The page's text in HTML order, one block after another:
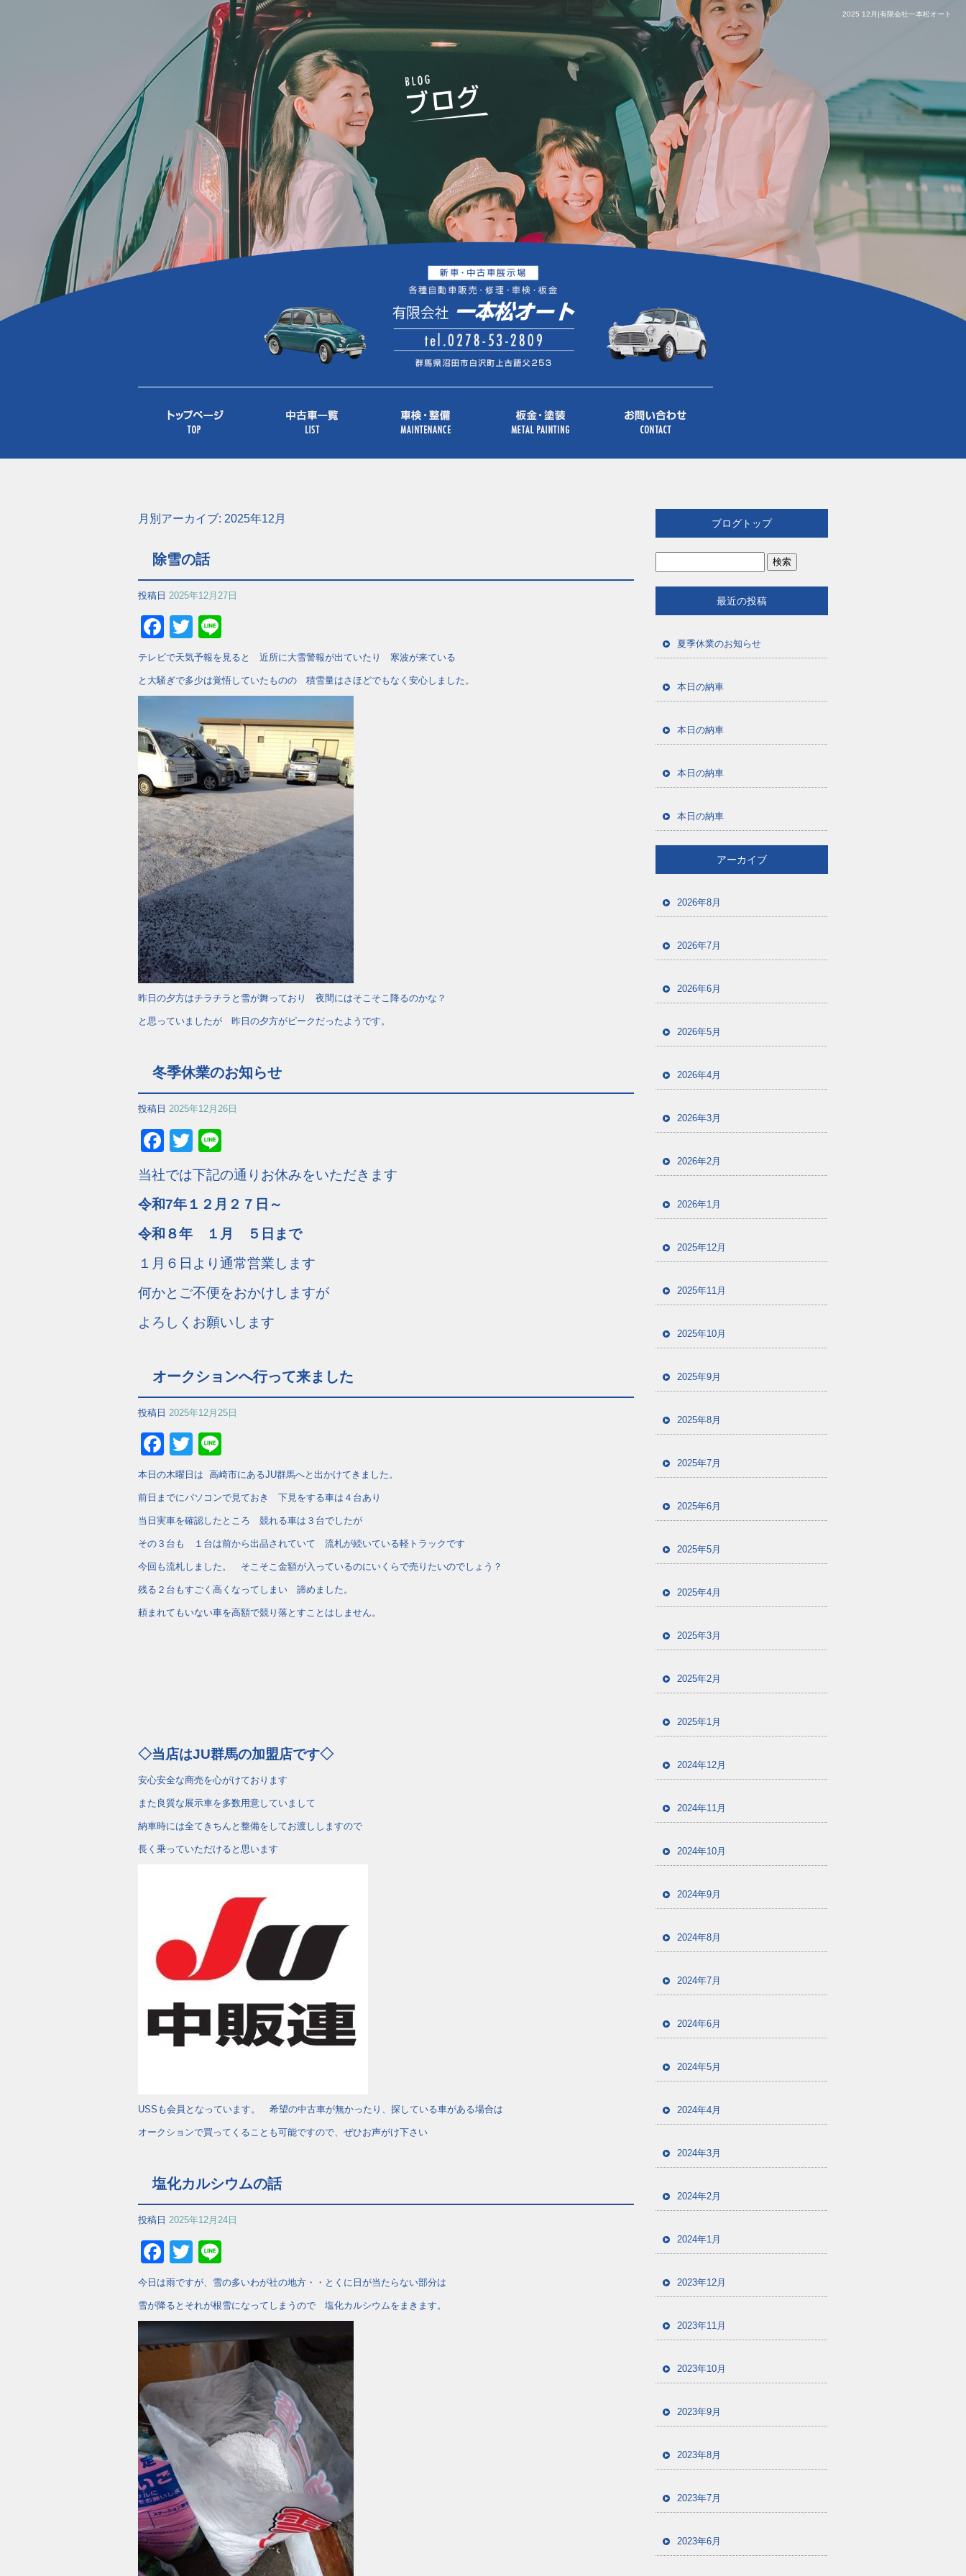
2025 12月|有限会社一本松オート
月別アーカイブ: 2025年12月
除雪の話
投稿日 2025年12月27日
Facebook
Twitter
テレビで天気予報を見ると 近所に大雪警報が出ていたり 寒波が来ている
と大騒ぎで多少は覚悟していたものの 積雪量はさほどでもなく安心しました。
昨日の夕方はチラチラと雪が舞っており 夜間にはそこそこ降るのかな？
と思っていましたが 昨日の夕方がピークだったようです。
冬季休業のお知らせ
投稿日 2025年12月26日
Facebook
Twitter
当社では下記の通りお休みをいただきます
令和7年１２月２７日～
令和８年 １月 ５日まで
１月６日より通常営業します
何かとご不便をおかけしますが
よろしくお願いします
オークションへ行って来ました
投稿日 2025年12月25日
Facebook
Twitter
本日の木曜日は 高崎市にあるJU群馬へと出かけてきました。
前日までにパソコンで見ておき 下見をする車は４台あり
当日実車を確認したところ 競れる車は３台でしたが
その３台も １台は前から出品されていて 流札が続いている軽トラックです
今回も流札しました。 そこそこ金額が入っているのにいくらで売りたいのでしょう？
残る２台もすごく高くなってしまい 諦めました。
頼まれてもいない車を高額で競り落とすことはしません。
◇当店はJU群馬の加盟店です◇
安心安全な商売を心がけております
また良質な展示車を多数用意していまして
納車時には全てきちんと整備をしてお渡ししますので
長く乗っていただけると思います
USSも会員となっています。 希望の中古車が無かったり、探している車がある場合は
オークションで買ってくることも可能ですので、ぜひお声がけ下さい
塩化カルシウムの話
投稿日 2025年12月24日
Facebook
Twitter
今日は雨ですが、雪の多いわが社の地方・・とくに日が当たらない部分は
雪が降るとそれが根雪になってしまうので 塩化カルシウムをまきます。
ブログトップ
最近の投稿
夏季休業のお知らせ
本日の納車
本日の納車
本日の納車
本日の納車
アーカイブ
2026年8月
2026年7月
2026年6月
2026年5月
2026年4月
2026年3月
2026年2月
2026年1月
2025年12月
2025年11月
2025年10月
2025年9月
2025年8月
2025年7月
2025年6月
2025年5月
2025年4月
2025年3月
2025年2月
2025年1月
2024年12月
2024年11月
2024年10月
2024年9月
2024年8月
2024年7月
2024年6月
2024年5月
2024年4月
2024年3月
2024年2月
2024年1月
2023年12月
2023年11月
2023年10月
2023年9月
2023年8月
2023年7月
2023年6月